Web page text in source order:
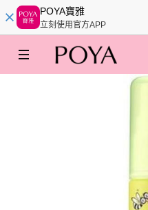
POYA寶雅
立刻使用官方APP